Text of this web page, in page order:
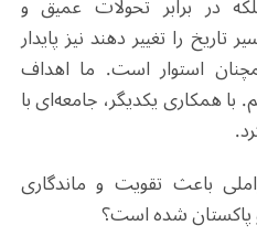
تاریخ را تغییر دهند نیز پایدار
استوار است. ما اهداف
همکاری یکدیگر، جامعه‌ای با
باعث تقویت و ماندگاری
پاکستان شده است؟